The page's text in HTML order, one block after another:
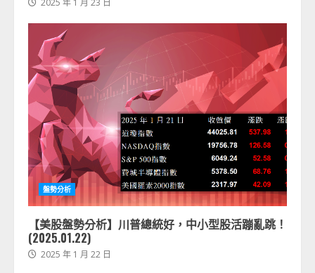
2025 年 1 月 23 日
盤勢分析
【美股盤勢分析】川普總統好，中小型股活蹦亂跳！
(2025.01.22)
2025 年 1 月 22 日